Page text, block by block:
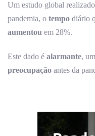
Um estudo global
pandemia, o tempo diário
aumentou em 28%.
Este dado é alarmante,
preocupação antes da